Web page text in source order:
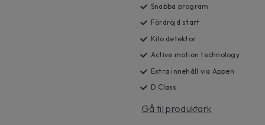
Snabba program
Fördröjd start
Kilo detektor
Active motion technology
Extra innehåll via Appen
D Class
Gå til produktark